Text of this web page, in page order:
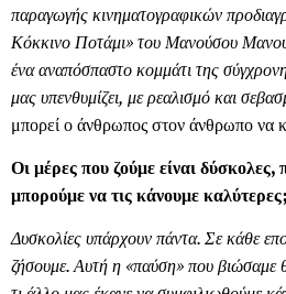
παραγωγής κινηματογραφικών
Κόκκινο Ποτάμι» του Μανούσου
ένα αναπόσπαστο κομμάτι της
μας υπενθυμίζει, με ρεαλισμό και
μπορεί ο άνθρωπος στον άνθρωπο να
Οι μέρες που ζούμε είναι δύσκολες,
μπορούμε να τις κάνουμε καλύτερες;
Δυσκολίες υπάρχουν πάντα. Σε κάθε
ζήσουμε. Αυτή η «παύση» που